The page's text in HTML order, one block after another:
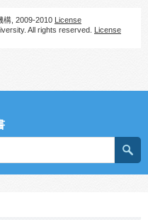
構, 2009-2010 License
All rights reserved. License